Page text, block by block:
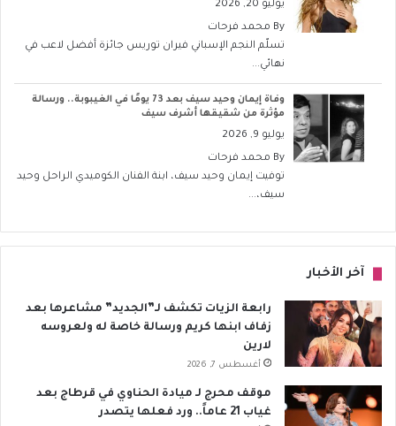
يوليو 20, 2026
By محمد فرحات
تسلّم النجم الإسباني فيران توريس جائزة أفضل لاعب في
نهائي...
وفاة إيمان وحيد سيف بعد 73 يومًا في الغيبوبة.. ورسالة
مؤثرة من شقيقها أشرف سيف
يوليو 9, 2026
By محمد فرحات
توفيت إيمان وحيد سيف، ابنة الفنان الكوميدي الراحل وحيد
سيف،...
آخر الأخبار
رابعة الزيات تكشف لـ”الجديد” مشاعرها بعد
زفاف ابنها كريم ورسالة خاصة له ولعروسه
لارين
أغسطس 7, 2026
موقف محرج لـ ميادة الحناوي في قرطاج بعد
غياب 21 عاماً.. ورد فعلها يتصدر